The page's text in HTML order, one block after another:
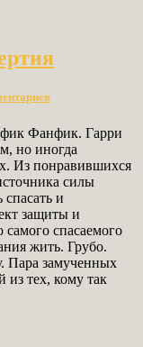
Фанфик. Гарри
но иногда
Из понравившихся
силы
и
защиты и
самого спасаемого
жить. Грубо.
Пара замученных
из тех, кому так